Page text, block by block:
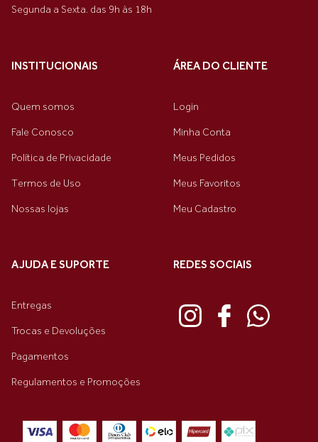
Segunda a Sexta. das 9h às 18h
INSTITUCIONAIS
Quem somos
Fale Conosco
Política de Privacidade
Termos de Uso
Nossas lojas
ÁREA DO CLIENTE
Login
Minha Conta
Meus Pedidos
Meus Favoritos
Meu Cadastro
AJUDA E SUPORTE
Entregas
Trocas e Devoluções
Pagamentos
Regulamentos e Promoções
REDES SOCIAIS